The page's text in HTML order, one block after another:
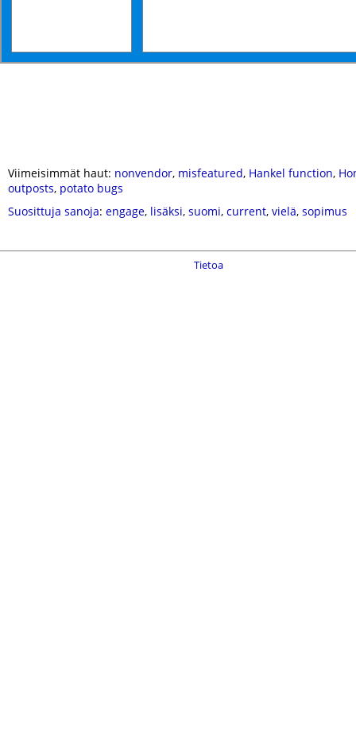
Viimeisimmät haut: nonvendor, misfeatured, Hankel function,
outposts, potato bugs
Suosittuja sanoja: engage, lisäksi, suomi, current, vielä, sopimus
Tietoa